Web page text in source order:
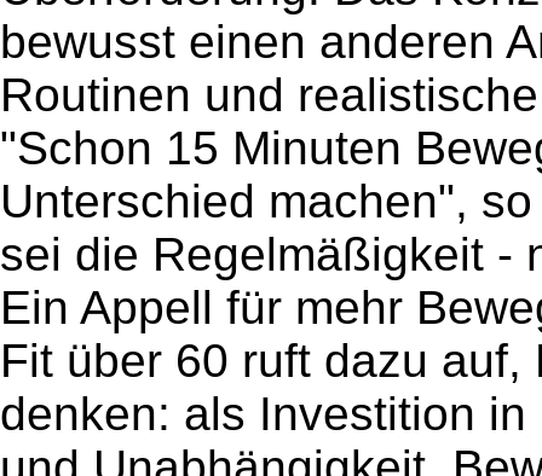
bewusst einen anderen
Routinen und
"Schon 15 Minuten
Unterschied machen",
sei die Regelmäßigkeit -
Ein Appell für mehr
Fit über 60 ruft dazu
denken: als Investition